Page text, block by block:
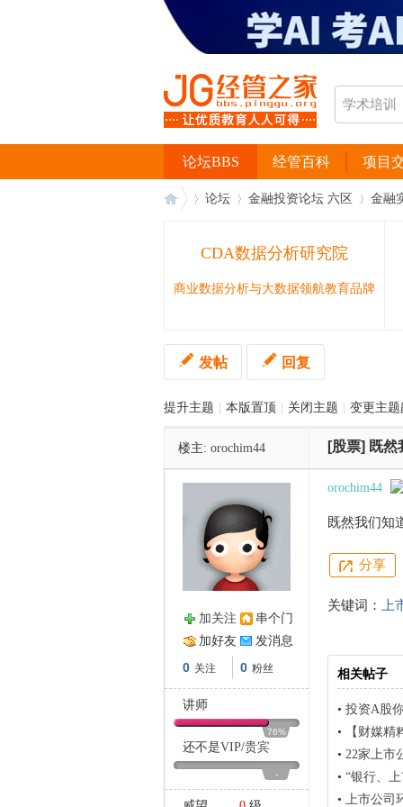
经管百科 项目
论坛BBS
论坛 金融投资论坛 六区 金融
CDA数据分析研究院
商业数据分析与大数据领航教育品牌
发帖 回复
提升主题 本版置顶 关闭主题 变更主题
楼主: orochim44 [股票] 既然
加关注
串个门
加好友
发消息
0 关注 0 粉丝
讲师
76%
还不是VIP/贵宾
-
orochim44
既然我们知
分享
关键词： 上
相关帖子
• 投资A股
•
【财媒
• 22家上市
• “银行、
• 上市公司